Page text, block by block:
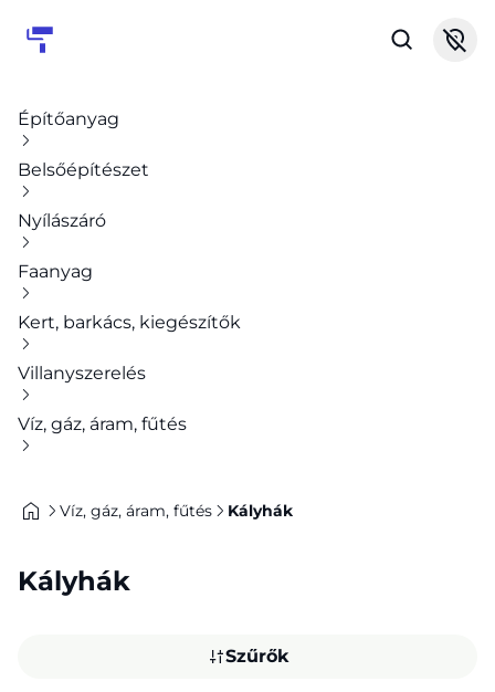
Építőanyag
Belsőépítészet
Nyílászáró
Faanyag
Kert, barkács, kiegészítők
Villanyszerelés
Víz, gáz, áram, fűtés
Víz, gáz, áram, fűtés Kályhák
Kályhák
Szűrők